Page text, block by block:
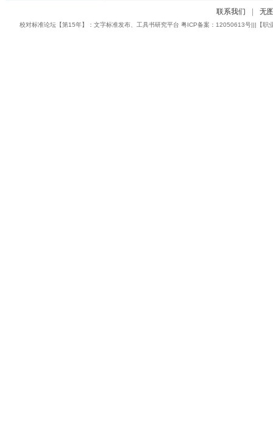
联系我们 无
校对标准论坛【第15年】：文字标准发布、工具书研究平台 粤ICP备案：12050613号|||【